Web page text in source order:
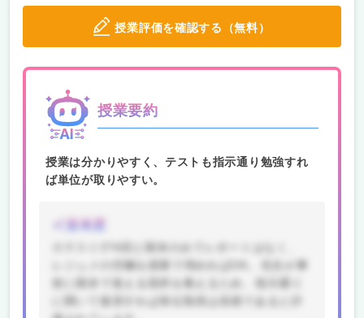
授業評価を確認する（無料）
授業要約
授業は分かりやすく、テストも指示通り勉強すれ
ば単位が取りやすい。
楽単度
レジュメの空欄を授業で埋めればOK。先生が事